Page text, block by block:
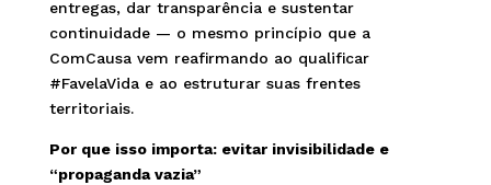
entregas, dar transparência e sustentar
continuidade — o mesmo princípio que a
ComCausa vem reafirmando ao qualificar
#FavelaVida e ao estruturar suas frentes
territoriais.
Por que isso importa: evitar invisibilidade e
“propaganda vazia”